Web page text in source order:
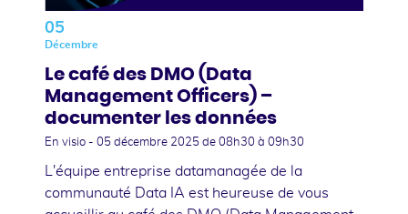
05
Décembre
Le café des DMO (Data
Management Officers) –
documenter les données
En visio - 05 décembre 2025 de 08h30 à 09h30
L'équipe entreprise datamanagée de la
communauté Data IA est heureuse de vous